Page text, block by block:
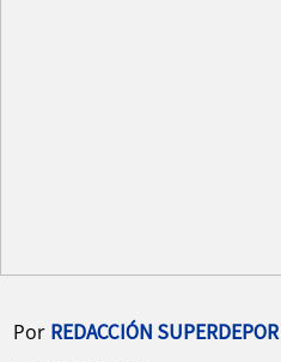
Por REDACCIÓN SUPERDEPOR